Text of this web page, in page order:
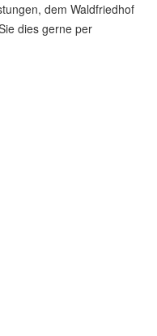
dem Waldfriedhof
dies gerne per